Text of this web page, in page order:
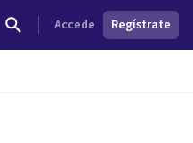
Accede Regístrate